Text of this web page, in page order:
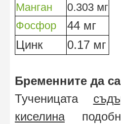
Maнган
0.303 мг
Фосфор
44 мг
Цинк
0.17 мг
Бременните да
Тученицата
киселина